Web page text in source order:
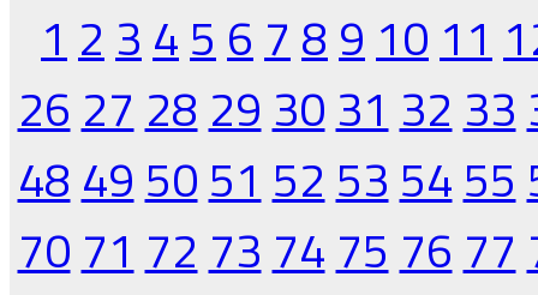
1 2 3 4 5 6 7 8 9 10 11
26 27 28 29 30 31 32 33
48 49 50 51 52 53 54 55
70 71 72 73 74 75 76 77